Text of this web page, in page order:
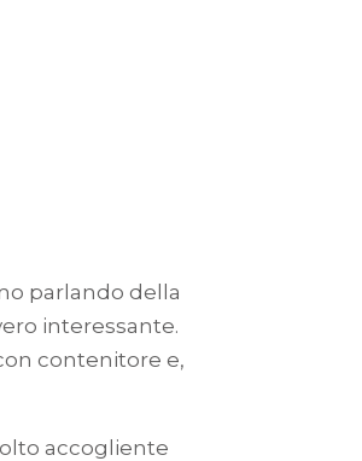
parlando della
interessante.
contenitore e,
accogliente